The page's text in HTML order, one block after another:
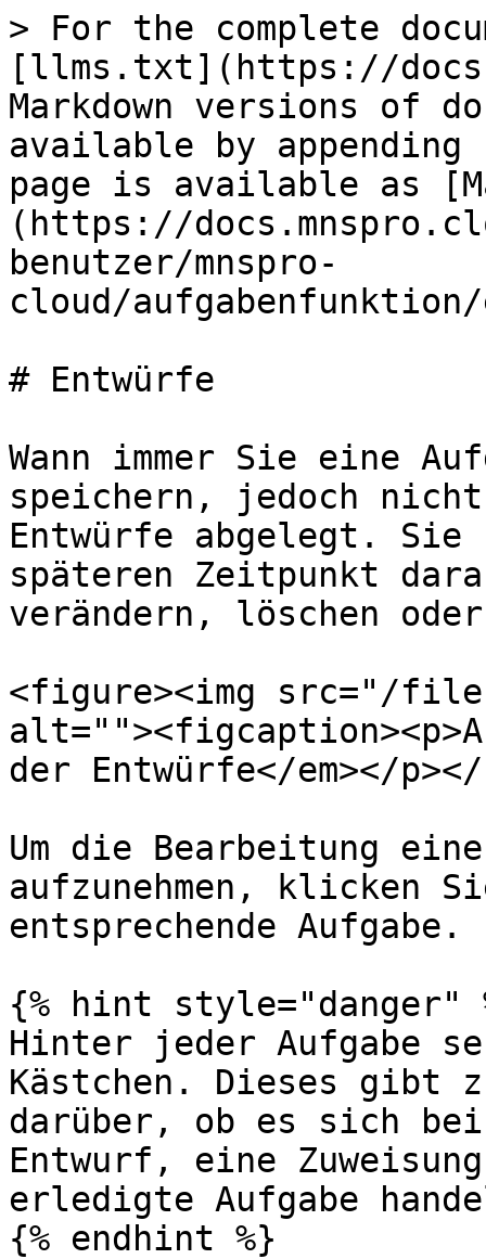
> For the complete
[llms.txt](https://
Markdown versions of
available by
page is available as
(https://
benutzer/mnspro-
cloud/
# Entwürfe
Wann immer Sie eine
speichern, jedoch
Entwürfe abgelegt. Sie
späteren Zeitpunkt
verändern, löschen
<figure><img src="/files/
der Entwürfe</em></
Um die Bearbeitung
aufzunehmen, klicken
entsprechende Aufgabe.
{% hint style="danger"
Hinter jeder Aufgabe
Kästchen. Dieses gibt
darüber, ob es sich bei
Entwurf, eine
erledigte Aufgabe
{% endhint %}